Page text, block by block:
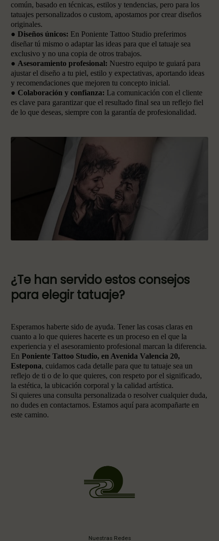
común, basado en técnicas, estilos y tendencias, pero para los
tatuajes personalizados o custom, apostamos por crear diseños
originales.
● Diseños únicos: En Poniente Tattoo Studio preferimos
diseñar tú mismo o adaptar las ideas para que el tatuaje sea
exclusivo y no una copia de otros trabajos.
● Asesoramiento profesional: Nuestro equipo te guiará para
ajustar el diseño a tu piel, estilo y expectativas, aportando ideas
y recomendaciones que mejoren tu concepto inicial.
● Colaboración y confianza: La comunicación con el cliente
es clave para garantizar que el resultado final sea un reflejo fiel
de lo que deseas, siempre con la garantía de profesionalidad.
¿Te han servido estos consejos
para elegir tatuaje?
Esperamos haberte sido de ayuda. Tener las cosas claras en
cuanto a lo que quieres hacerte es un proceso en el que la
experiencia y el asesoramiento profesional marcan la diferencia.
En Poniente Tattoo Studio, en Avenida Valencia 20,
Estepona, cuidamos cada detalle para que tu tatuaje sea un
reflejo de ti o de lo que quieres, con respeto por el significado,
la estética, la ubicación corporal y la calidad artística.
Si quieres una consulta personalizada o resolver cualquier duda,
no dudes en contactarnos. Estamos aquí para acompañarte en
este camino.
Nuestras Redes